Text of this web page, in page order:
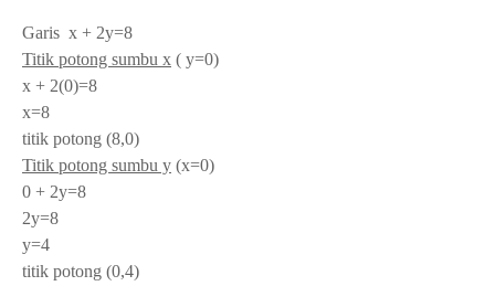
Garis x + 2y=8
Titik potong sumbu x ( y=0)
x + 2(0)=8
x=8
titik potong (8,0)
Titik potong sumbu y (x=0)
0 + 2y=8
2y=8
y=4
titik potong (0,4)